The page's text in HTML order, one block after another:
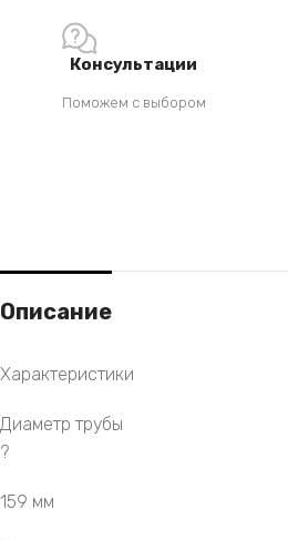
Консультации
Поможем с выбором
Описание
Характеристики
Диаметр трубы
?
159 мм